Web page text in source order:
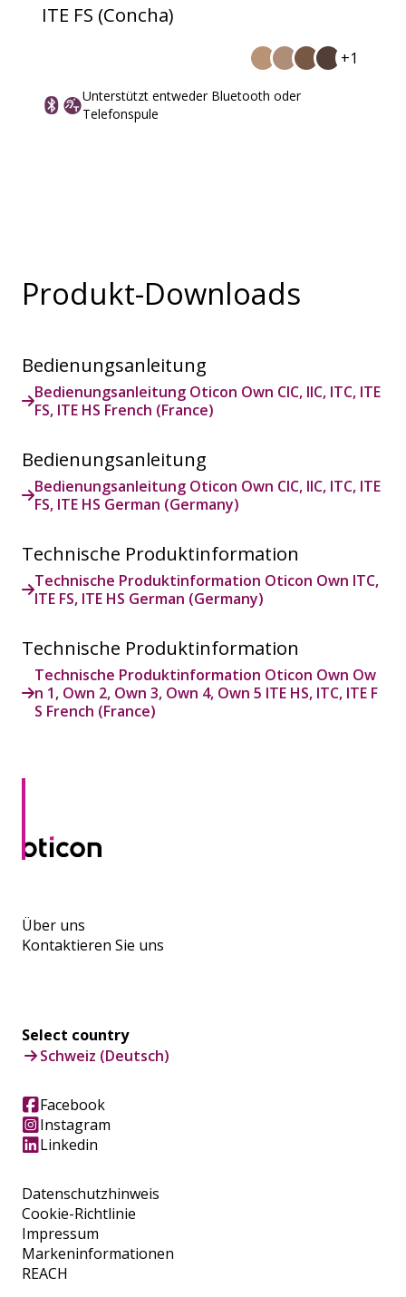
ITE FS (Concha)
+1
Unterstützt entweder Bluetooth oder
Telefonspule
Produkt-Downloads
Bedienungsanleitung
Bedienungsanleitung Oticon Own CIC, IIC, ITC, ITE
FS, ITE HS French (France)
Bedienungsanleitung
Bedienungsanleitung Oticon Own CIC, IIC, ITC, ITE
FS, ITE HS German (Germany)
Technische Produktinformation
Technische Produktinformation Oticon Own ITC,
ITE FS, ITE HS German (Germany)
Technische Produktinformation
Technische Produktinformation Oticon Own Ow
n 1, Own 2, Own 3, Own 4, Own 5 ITE HS, ITC, ITE F
S French (France)
Über uns
Kontaktieren Sie uns
Datenschutzhinweis
Cookie-Richtlinie
Impressum
Markeninformationen
REACH
Select country
Schweiz (Deutsch)
Facebook
Instagram
Linkedin